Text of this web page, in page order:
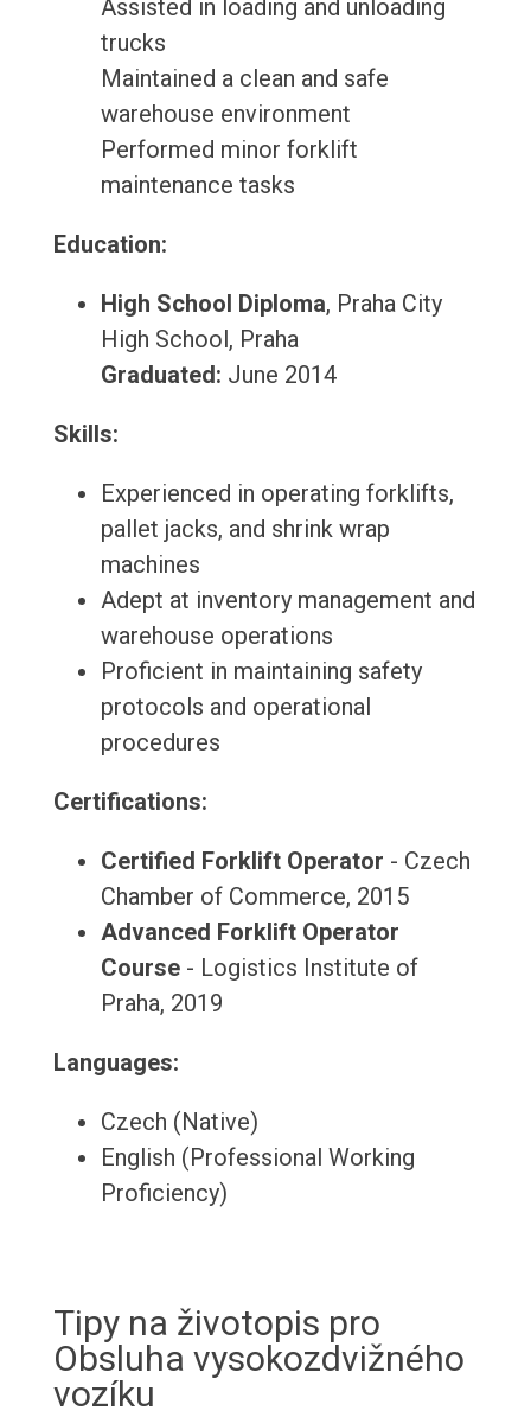
Assisted in loading and unloading
trucks
Maintained a clean and safe
warehouse environment
Performed minor forklift
maintenance tasks
Education:
High School Diploma, Praha City
High School, Praha
Graduated: June 2014
Skills:
Experienced in operating forklifts,
pallet jacks, and shrink wrap
machines
Adept at inventory management and
warehouse operations
Proficient in maintaining safety
protocols and operational
procedures
Certifications:
Certified Forklift Operator - Czech
Chamber of Commerce, 2015
Advanced Forklift Operator
Course- Logistics Institute of
Praha, 2019
Languages:
Czech (Native)
English (Professional Working
Proficiency)
Tipy na životopis pro
Obsluha vysokozdvižného
vozíku